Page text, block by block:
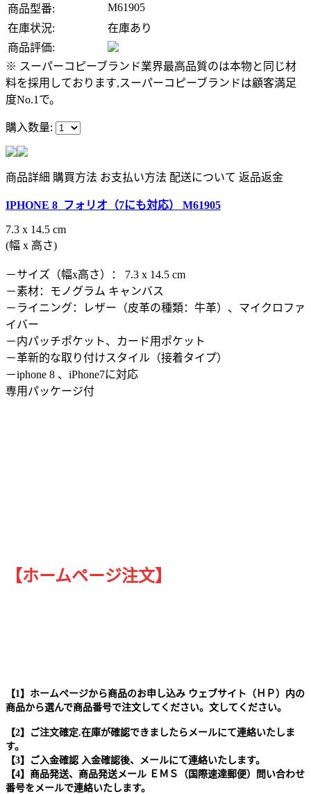
商品型番:
M61905
在庫状況:
在庫あり
商品評価:
※ スーパーコピーブランド業界最高品質のは本物と同じ材
料を採用しております,スーパーコピーブランドは顧客満足
度No.1で。
購入数量:
商品詳細 購買方法 お支払い方法 配送について 返品返金
IPHONE 8 フォリオ（7にも対応） M61905
7.3 x 14.5 cm
(幅 x 高さ)
－サイズ（幅x高さ）： 7.3 x 14.5 cm
－素材：モノグラム キャンバス
－ライニング：レザー（皮革の種類：牛革）、マイクロファ
イバー
－内パッチポケット、カード用ポケット
－革新的な取り付けスタイル（接着タイプ）
－iphone 8 、iPhone7に対応
専用パッケージ付
【ホームページ注文】
【1】ホームページから商品のお申し込み ウェブサイト（ＨＰ）内の
商品から選んで商品番号で注文してください。文してください。
【2】ご注文確定.在庫が確認できましたらメールにて連絡いたしま
す。
【3】ご入金確認 入金確認後、メールにて連絡いたします。
【4】商品発送、商品発送メール ＥＭＳ（国際速達郵便）問い合わせ
番号をメールで連絡いたします。